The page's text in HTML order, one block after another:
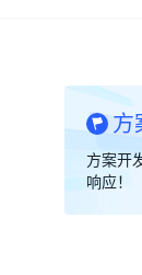
方
方案开
响应！